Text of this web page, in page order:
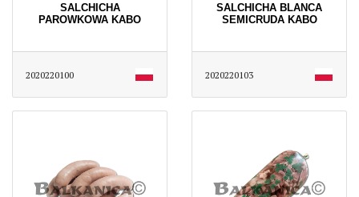
SALCHICHA
PAROWKOWA KABO
2020220100
SALCHICHA BLANCA
SEMICRUDA KABO
2020220103